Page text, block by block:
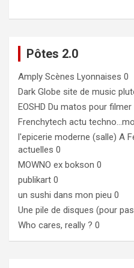
Pôtes 2.0
Amply Scènes Lyonnaises 0
Dark Globe site de music
EOSHD Du matos pour
Frenchytech actu
l'epicerie moderne (salle) A
actuelles 0
MOWNO ex bokson 0
publikart 0
un sushi dans mon pieu 0
Une pile de disques (pour
Who cares, really ? 0